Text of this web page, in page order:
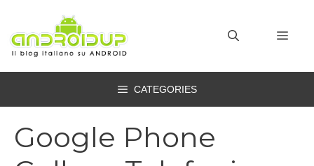
contenuto
CATEGORIES
Google Phone